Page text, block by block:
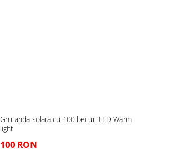
Ghirlanda solara cu 100 becuri LED Warm
light
100 RON